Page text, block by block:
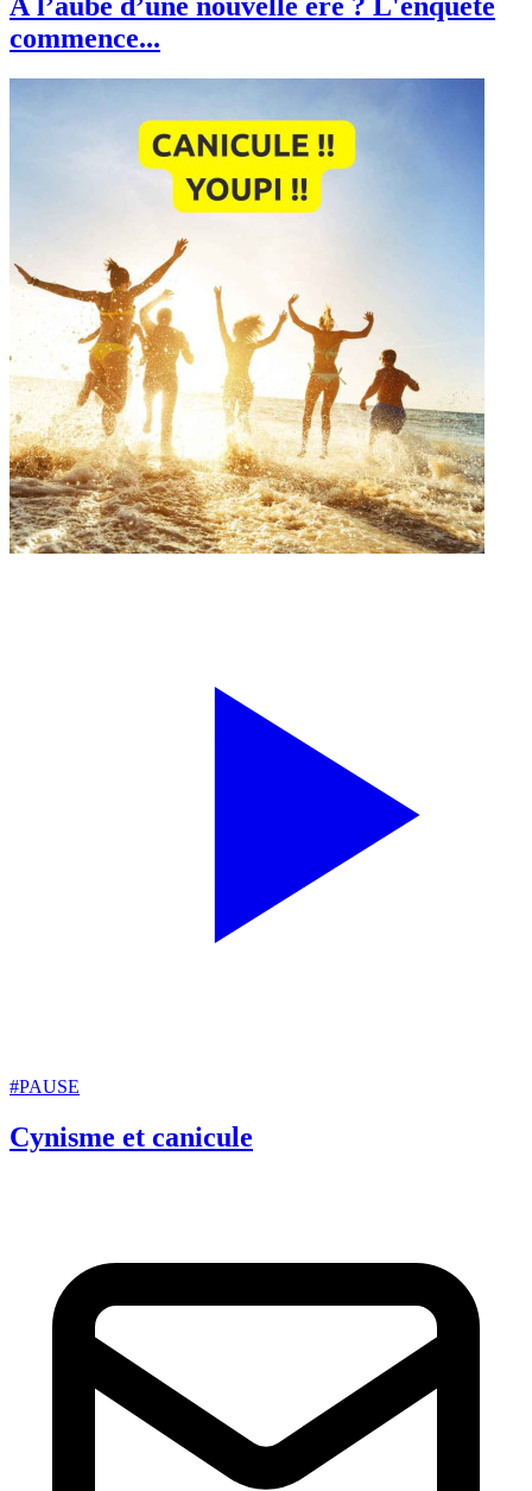
commence...
#PAUSE
Cynisme et canicule